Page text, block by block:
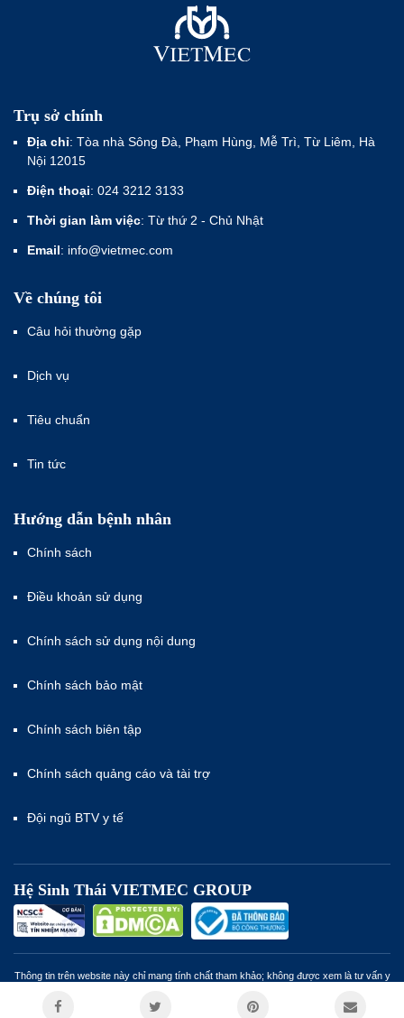
Trụ sở chính
Địa chỉ: Tòa nhà Sông Đà, Phạm Hùng, Mễ Trì, Từ Liêm, Hà
Nội 12015
Điện thoại: 024 3212 3133
Thời gian làm việc: Từ thứ 2 - Chủ Nhật
Email: info@vietmec.com
Về chúng tôi
Câu hỏi thường gặp
Dịch vụ
Tiêu chuẩn
Tin tức
Hướng dẫn bệnh nhân
Chính sách
Điều khoản sử dụng
Chính sách sử dụng nội dung
Chính sách bảo mật
Chính sách biên tập
Chính sách quảng cáo và tài trợ
Đội ngũ BTV y tế
Hệ Sinh Thái VIETMEC GROUP
Thông tin trên website này chỉ mang tính chất tham khảo; không được xem là tư vấn y
viên y tế. Miễn trừ trách nhiệm